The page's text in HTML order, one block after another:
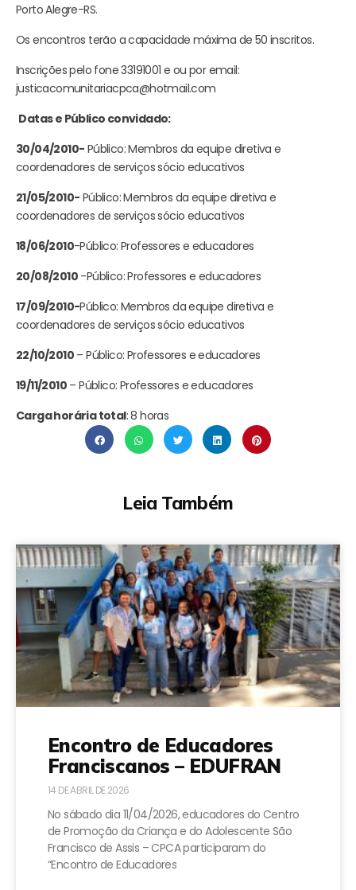
Porto Alegre-RS.
Os encontros terão a capacidade máxima de 50 inscritos.
Inscrições pelo fone 33191001 e ou por email:
justicacomunitariacpca@hotmail.com
Datas e Público convidado:
30/04/2010- Público: Membros da equipe diretiva e
coordenadores de serviços sócio educativos
21/05/2010- Público: Membros da equipe diretiva e
coordenadores de serviços sócio educativos
18/06/2010-Público: Professores e educadores
20/08/2010 -Público: Professores e educadores
17/09/2010-Público: Membros da equipe diretiva e
coordenadores de serviços sócio educativos
22/10/2010 – Público: Professores e educadores
19/11/2010 – Público: Professores e educadores
Carga horária total: 8 horas
Leia Também
Encontro de Educadores
Franciscanos – EDUFRAN
14 DE ABRIL DE 2026
No sábado dia 11/04/2026, educadores do Centro
de Promoção da Criança e do Adolescente São
Francisco de Assis – CPCA participaram do
“Encontro de Educadores